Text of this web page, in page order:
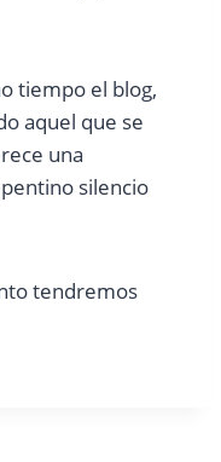
tiempo el blog,
aquel que se
una
silencio
tendremos